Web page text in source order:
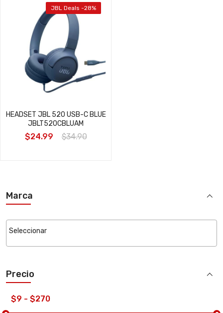
Marca
Precio
JBL Deals -28%
HEADSET JBL 520 USB-C BLUE
JBLT520CBLUAM
$24.99 $34.90